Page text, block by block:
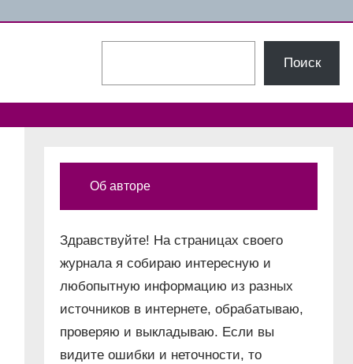
Поиск
Об авторе
Здравствуйте! На страницах своего
журнала я собираю интересную и
любопытную информацию из разных
источников в интернете, обрабатываю,
проверяю и выкладываю. Если вы
видите ошибки и неточности, то